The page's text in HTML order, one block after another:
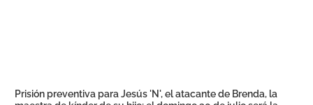
Prisión preventiva para Jesús 'N', el atacante de Brenda, la